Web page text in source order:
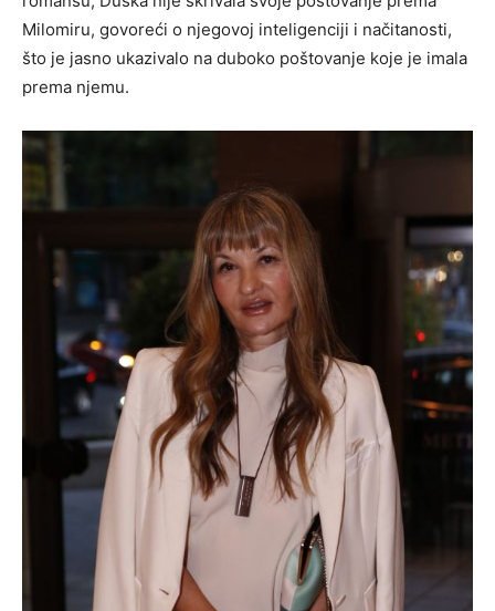
Milomiru, govoreći o njegovoj inteligenciji i načitanosti,
što je jasno ukazivalo na duboko poštovanje koje je imala
prema njemu.